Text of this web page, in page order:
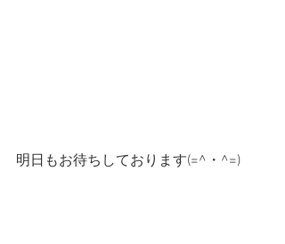
明日もお待ちしております(=^・^=)